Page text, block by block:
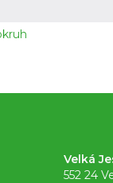
Velká
552 24